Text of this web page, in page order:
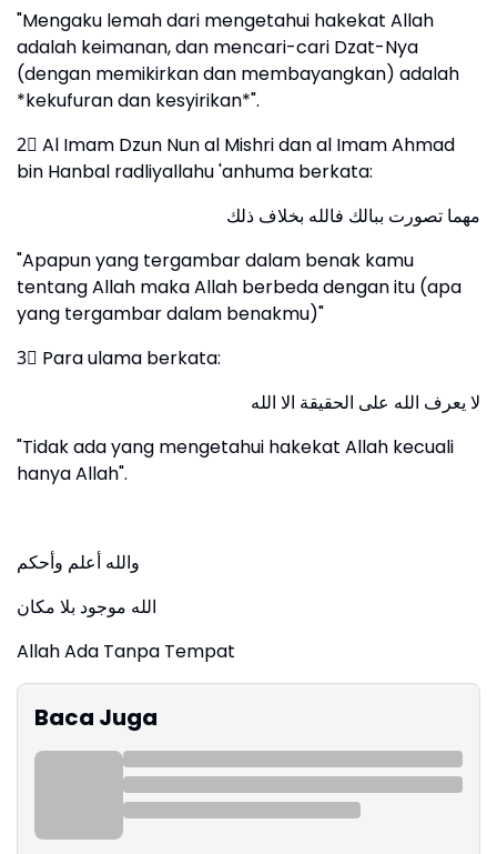
"Mengaku lemah dari mengetahui hakekat Allah
adalah keimanan, dan mencari-cari Dzat-Nya
(dengan memikirkan dan membayangkan) adalah
*kekufuran dan kesyirikan*".
2⃣ Al Imam Dzun Nun al Mishri dan al Imam Ahmad
bin Hanbal radliyallahu 'anhuma berkata:
مهما تصورت ببالك فالله بخلاف ذلك
"Apapun yang tergambar dalam benak kamu
tentang Allah maka Allah berbeda dengan itu (apa
yang tergambar dalam benakmu)"
3⃣ Para ulama berkata:
لا يعرف الله على الحقيقة الا الله
"Tidak ada yang mengetahui hakekat Allah kecuali
hanya Allah".
الله موجود بلا مكان
Allah Ada Tanpa Tempat
Baca Juga